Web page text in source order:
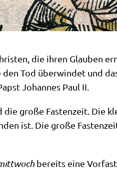
die ihren Glau­ben
den Tod über­win­det und
Johan­nes Paul II.
gro­ße Fasten­zeit. Die
ist. Die gro­ße
bereits eine